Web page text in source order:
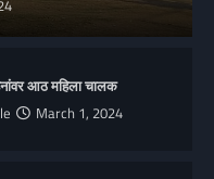
आठ महिला चालक
March 1, 2024